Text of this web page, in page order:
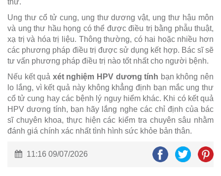
thư.
Ung thư cổ tử cung, ung thư dương vật, ung thư hậu môn
và ung thư hầu họng có thể được điều trị bằng phẫu thuật,
xạ trị và hóa trị liệu. Thông thường, có hai hoặc nhiều hơn
các phương pháp điều trị được sử dụng kết hợp. Bác sĩ sẽ
tư vấn phương pháp điều trị nào tốt nhất cho người bệnh.
Nếu kết quả xét nghiệm HPV dương tính bạn không nên
lo lắng, vì kết quả này không khẳng định bạn mắc ung thư
cổ tử cung hay các bệnh lý nguy hiểm khác. Khi có kết quả
HPV dương tính, bạn hãy lắng nghe các chỉ định của bác
sĩ chuyên khoa, thực hiện các kiểm tra chuyên sâu nhằm
đánh giá chính xác nhất tình hình sức khỏe bản thân.
11:16 09/07/2026